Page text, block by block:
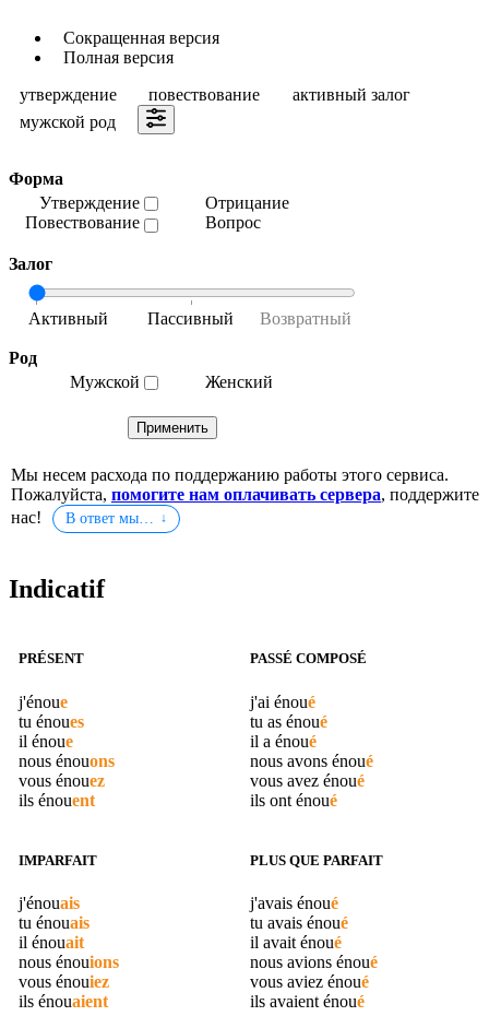
Сокращенная версия
Полная версия
утверждение
повествование
активный залог
мужской род
Форма
Утверждение
Повествование
Отрицание
Вопрос
Залог
Род
Мужской
Женский
Мы несем расхода по поддержанию работы этого сервиса.
Пожалуйста, помогите нам оплачивать сервера, поддержите
нас!
В ответ мы…
Indicatif
PRÉSENT
j'énoue
tu énoues
il énoue
nous énouons
vous énouez
ils énouent
PASSÉ COMPOSÉ
j'ai énoué
tu as énoué
il a énoué
nous avons énoué
vous avez énoué
ils ont énoué
IMPARFAIT
j'énouais
tu énouais
il énouait
nous énouions
vous énouiez
ils énouaient
PLUS QUE PARFAIT
j'avais énoué
tu avais énoué
il avait énoué
nous avions énoué
vous aviez énoué
ils avaient énoué